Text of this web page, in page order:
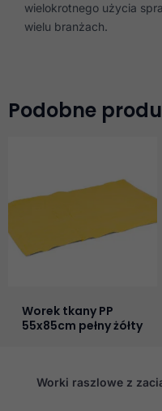
Worki raszlowe z
wielokrotnego użycia
wielu branżach.
Podobne
Worek tkany PP
55x85cm pełny żółty